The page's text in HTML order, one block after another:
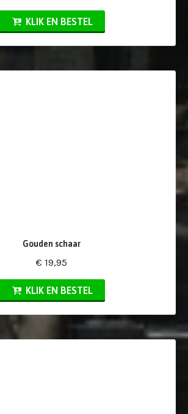
KLIK EN BESTEL
Gouden schaar
€ 19,95
KLIK EN BESTEL